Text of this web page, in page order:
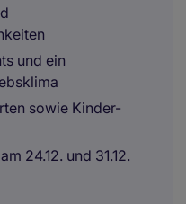
und ein
sowie Kinder-
24.12. und 31.12.